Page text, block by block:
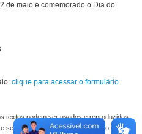
de maio é comemorado o Dia do
clique para acessar o formulário
textos podem ser usados e reproduzidos,
seja devidamente citada e que não haja